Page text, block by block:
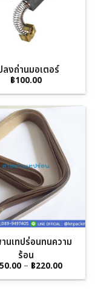
ลงถ่านมอเตอร์
฿100.00
นเทปร่อนทนความ
ร้อน
– ฿220.00Price
฿150.00